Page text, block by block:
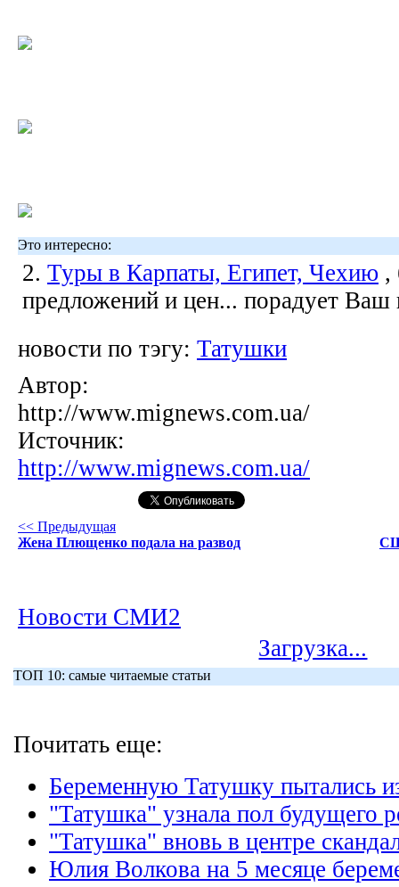
Это интересно:
2. Туры в Карпаты, Египет, Чехию ,
предложений и цен... порадует Ваш
новости по тэгу: Татушки
Автор:
http://www.mignews.com.ua/
Источник:
http://www.mignews.com.ua/
<< Предыдущая
Жена Плющенко подала на развод
Новости СМИ2
Загрузка...
ТОП 10: самые читаемые статьи
Почитать еще:
Беременную Татушку пытались
"Татушка" узнала пол будущего
"Татушка" вновь в центре
Юлия Волкова на 5 месяце